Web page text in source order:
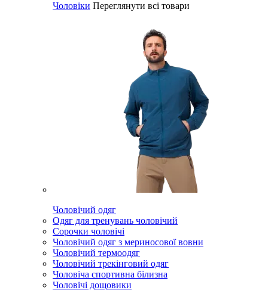
Чоловіки Переглянути всі товари
Чоловічий одяг
Одяг для тренувань чоловічий
Сорочки чоловічі
Чоловічий одяг з мериносової вовни
Чоловічий термоодяг
Чоловічий трекінговий одяг
Чоловіча спортивна білизна
Чоловічі дощовики